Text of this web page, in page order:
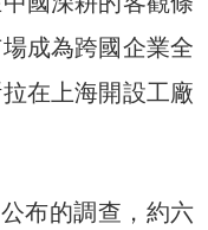
成為跨國企業全
在上海開設工廠
布的調查，約六